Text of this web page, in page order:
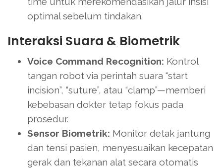
optimal sebelum tindakan.
Interaksi Suara & Biometrik
Voice Command Recognition: Kontrol
tangan robot via perintah suara “start
incision”, “suture”, atau “clamp”—memberi
kebebasan dokter tetap fokus pada
prosedur.
Sensor Biometrik: Monitor detak jantung
dan tensi pasien, menyesuaikan kecepatan
gerak dan tekanan alat secara otomatis